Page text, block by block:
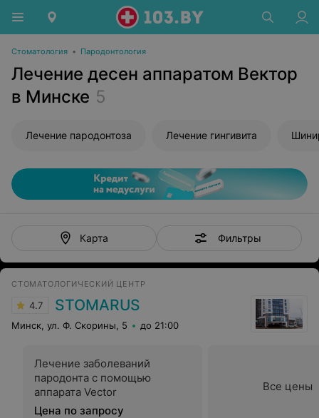
Стоматология • Пародонтология
Лечение десен аппаратом Вектор
в Минске 5
Лечение пародонтоза Лечение гингивита
Карта Фильтры
СТОМАТОЛОГИЧЕСКИЙ ЦЕНТР
4.7 STOMARUS
Минск, ул. Ф. Скорины, 5 до 21:00
Лечение заболеваний
пародонта с помощью
аппарата Vector
Цена по запросу
Все цены